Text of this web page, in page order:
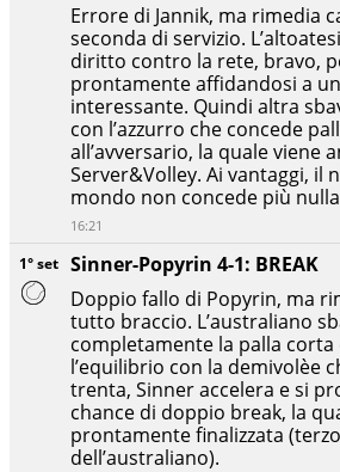
1° set Sinner-Popyrin 4-1: BREAK
Doppio fallo di Popyrin, ma
tutto braccio. L’australiano
completamente la palla corta
l’equilibrio con la demivolèe
trenta, Sinner accelera e si
chance di doppio break, la
prontamente finalizzata
dell’australiano).
Errore di Jannik, ma rimedia
seconda di servizio.
diritto contro la rete, bravo,
prontamente affidandosi a
interessante. Quindi altra
con l’azzurro che concede
all’avversario, la quale viene
Server&Volley. Ai vantaggi, il
mondo non concede più
16:21